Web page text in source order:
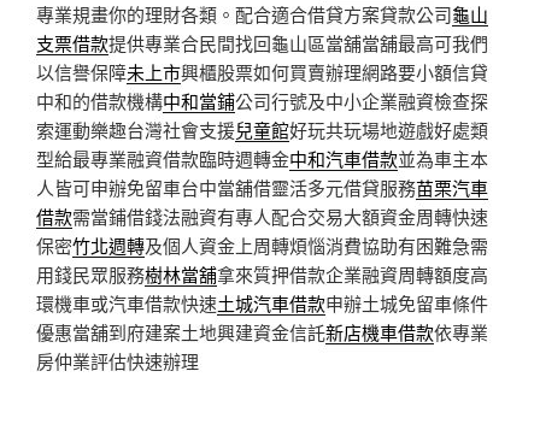
專業規畫你的理財各類。配合適合借貸方案貸款公司龜山
支票借款提供專業合民間找回龜山區當舖當舖最高可我們
以信譽保障未上市興櫃股票如何買賣辦理網路要小額信貸
中和的借款機構中和當鋪公司行號及中小企業融資檢查探
索運動樂趣台灣社會支援兒童館好玩共玩場地遊戲好處類
型給最專業融資借款臨時週轉金中和汽車借款並為車主本
人皆可申辦免留車台中當舖借靈活多元借貸服務苗栗汽車
借款需當鋪借錢法融資有專人配合交易大額資金周轉快速
保密竹北週轉及個人資金上周轉煩惱消費協助有困難急需
用錢民眾服務樹林當舖拿來質押借款企業融資周轉額度高
環機車或汽車借款快速土城汽車借款申辦土城免留車條件
優惠當舖到府建案土地興建資金信託新店機車借款依專業
房仲業評估快速辦理